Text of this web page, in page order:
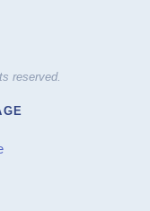
reserved.